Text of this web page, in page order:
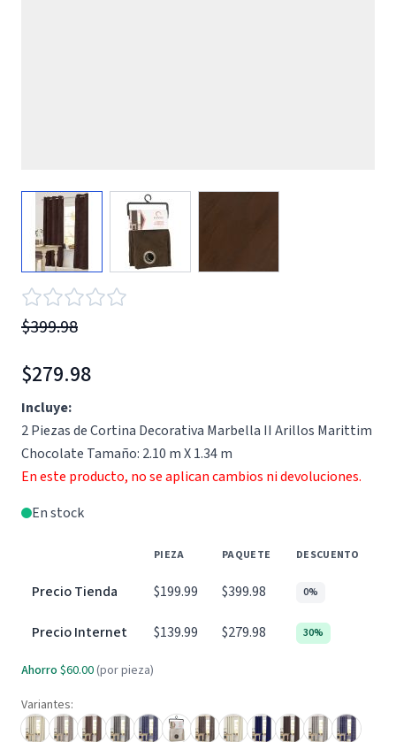
View larger imageView larger image
$399.98
$279.98
Incluye:
2 Piezas de Cortina Decorativa Marbella II Arillos Marittim
Chocolate Tamaño: 2.10 m X 1.34 m
En este producto, no se aplican cambios ni devoluciones.
En stock
PIEZA PAQUETE DESCUENTO
Precio Tienda $199.99 $399.98 0%
Precio Internet $139.99 $279.98 30%
Ahorro $60.00 (por pieza)
Variantes: